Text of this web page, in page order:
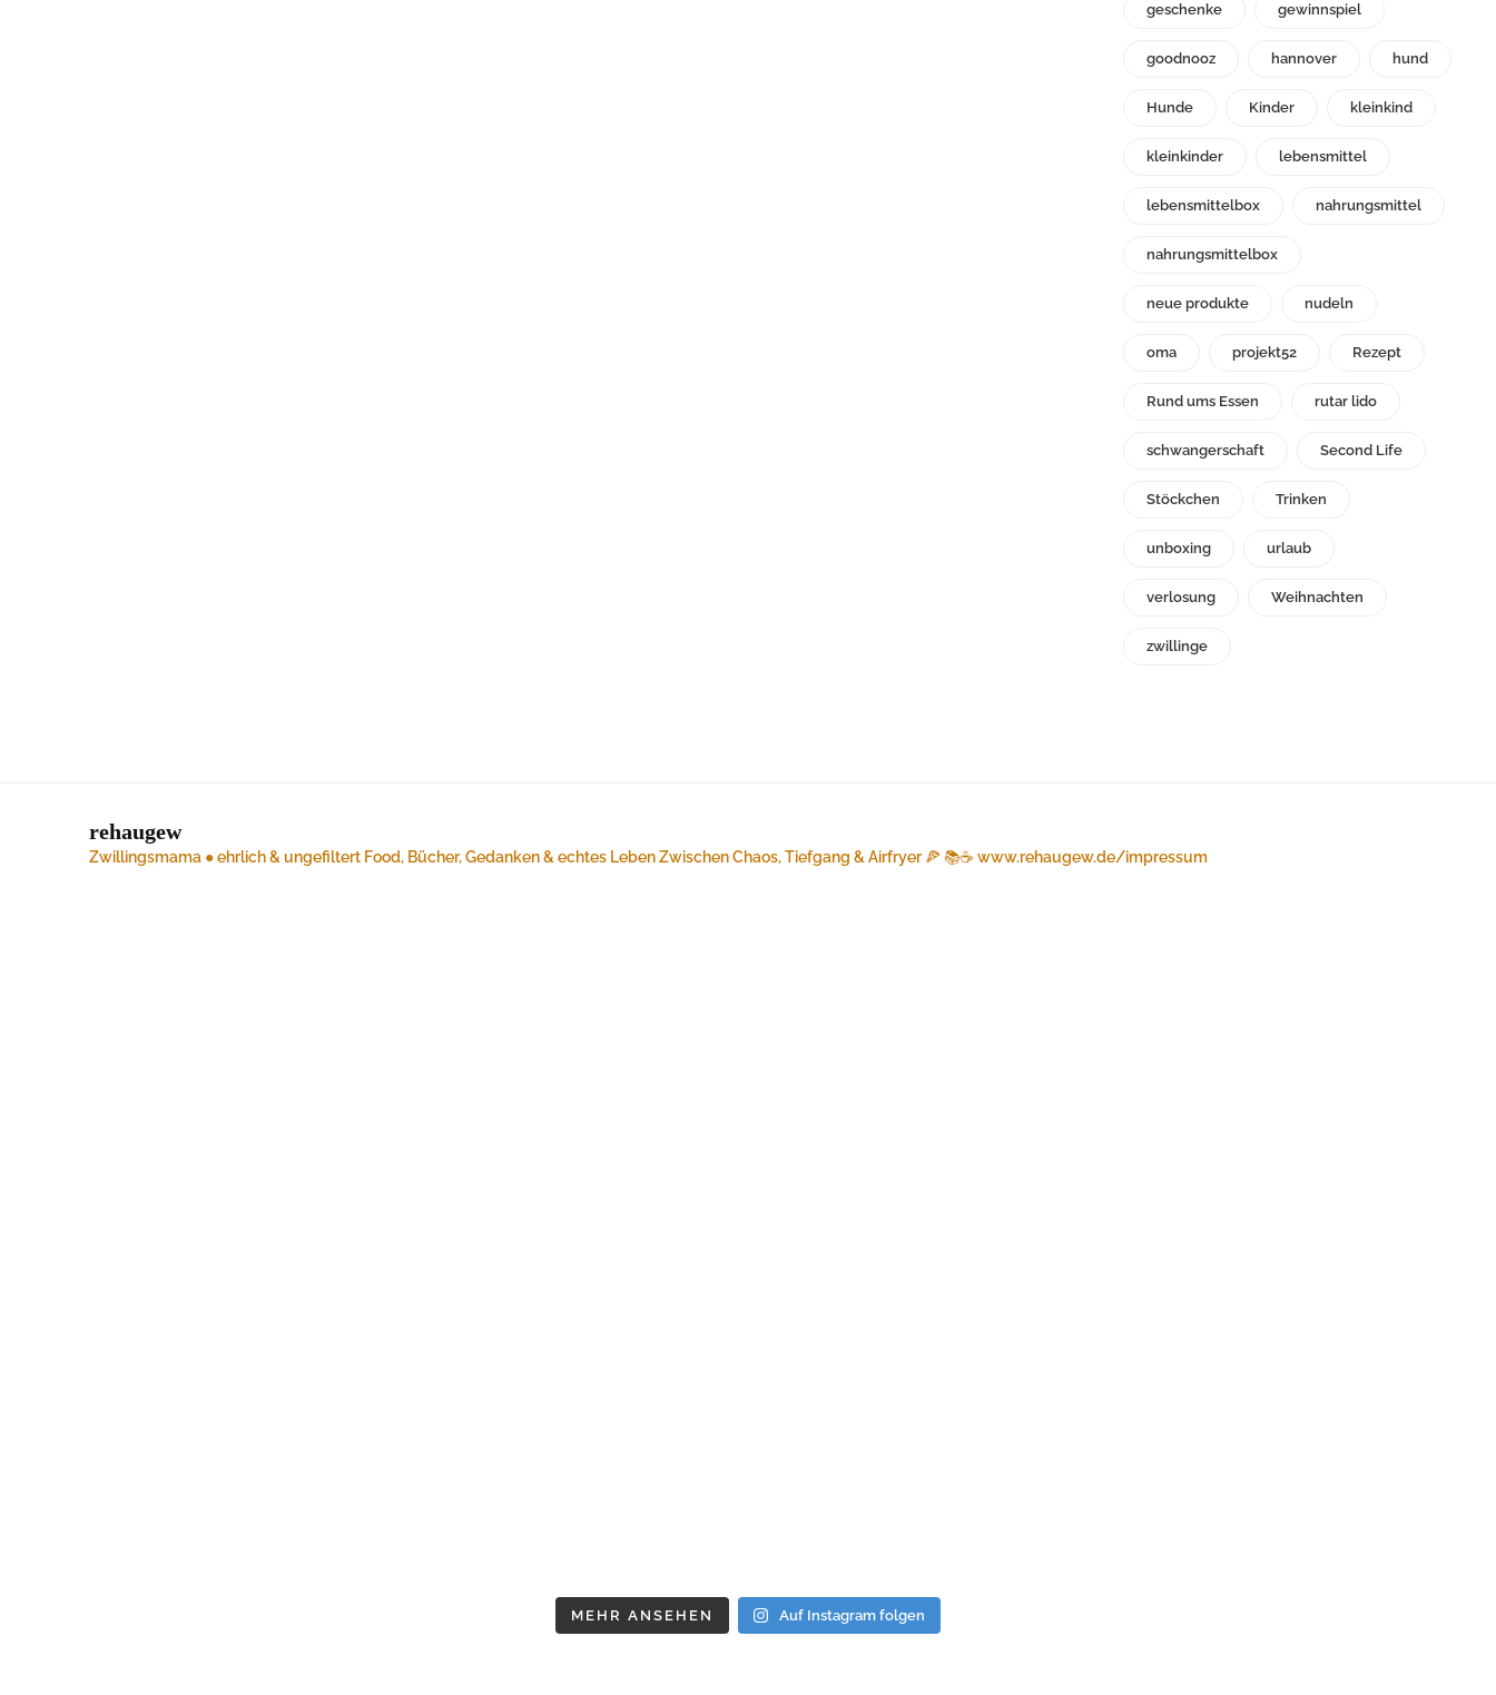
geschenke gewinnspiel
goodnooz hannover hund
Hunde Kinder kleinkind
kleinkinder lebensmittel
lebensmittelbox nahrungsmittel
nahrungsmittelbox
neue produkte nudeln
oma projekt52 Rezept
Rund ums Essen rutar lido
schwangerschaft Second Life
Stöckchen Trinken
unboxing urlaub
verlosung Weihnachten
zwillinge
rehaugew
Zwillingsmama ● ehrlich & ungefiltert Food, Bücher, Gedanken & echtes LebenZwischen Chaos, Tiefgang & Airfryer 🍕 📚☕️ www.rehaugew.de/impressum
MEHR ANSEHEN Auf Instagram folgen